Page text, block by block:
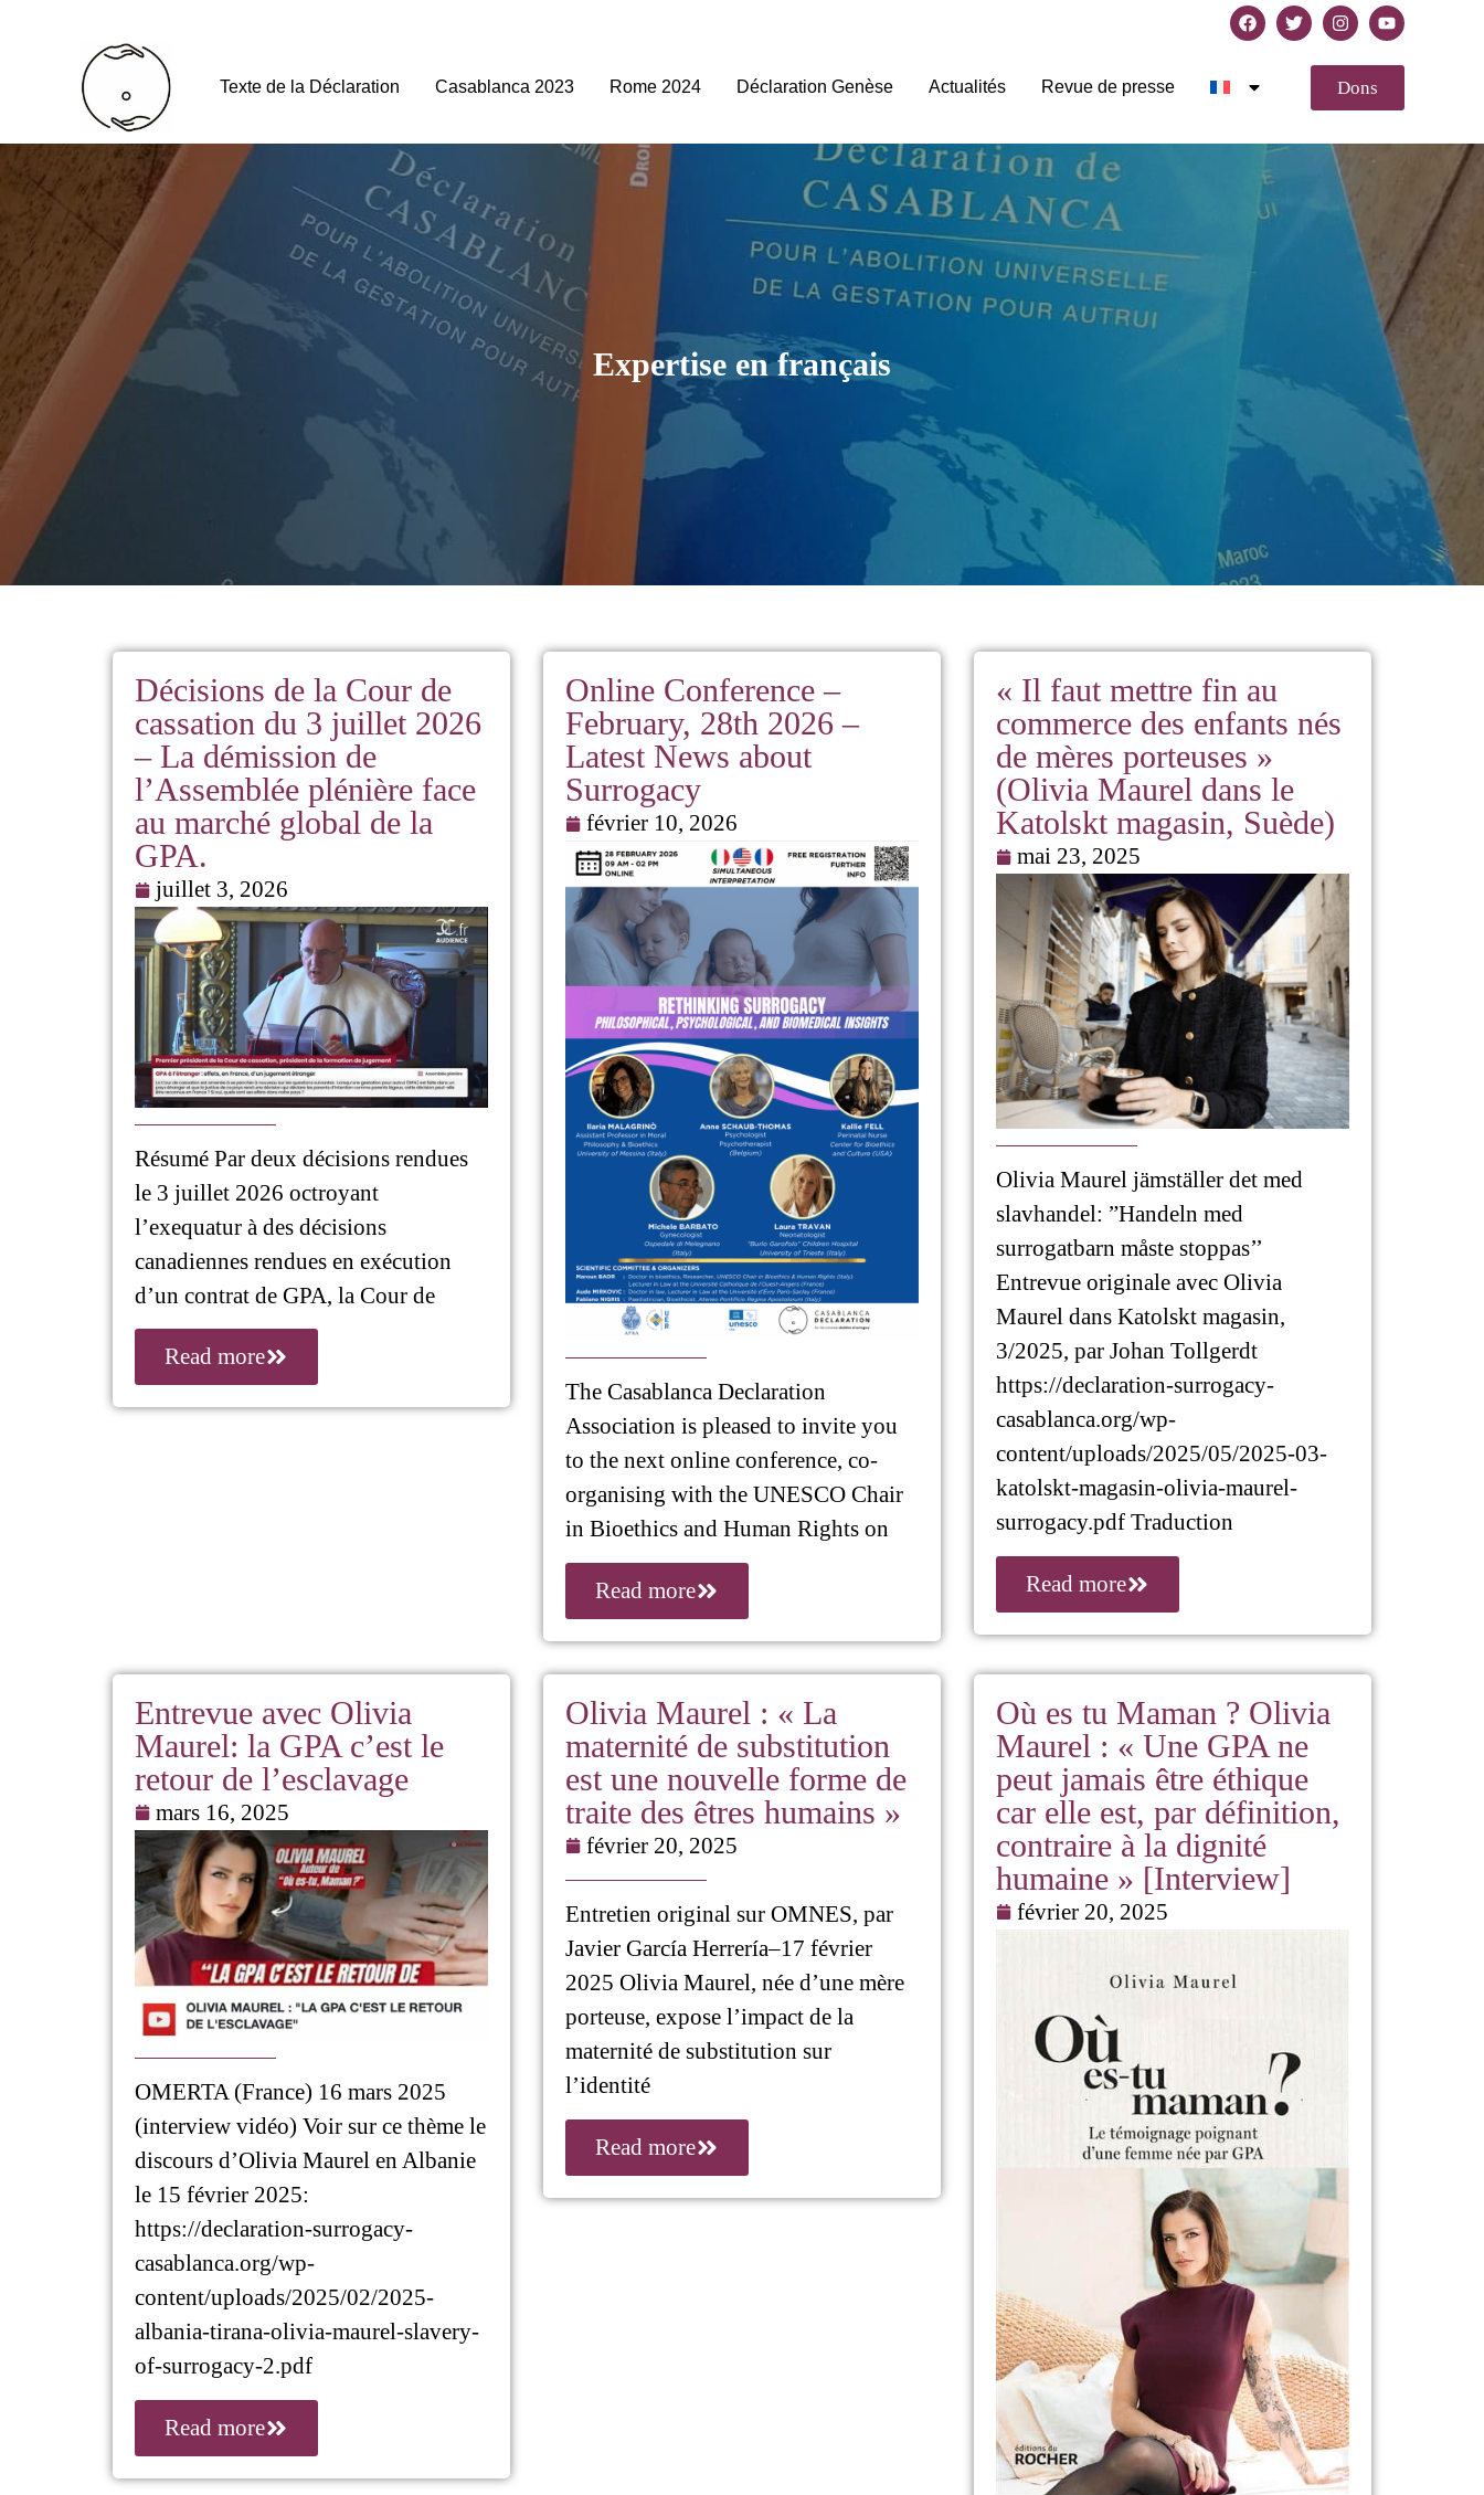
Texte de la Déclaration Casablanca 2023 Rome 2024 Déclaration Genèse Actualités Revue de presse Dons
Expertise en français
Décisions de la Cour de
cassation du 3 juillet 2026
– La démission de
l’Assemblée plénière face
au marché global de la
GPA.
juillet 3, 2026
Résumé Par deux décisions rendues
le 3 juillet 2026 octroyant
l’exequatur à des décisions
canadiennes rendues en exécution
d’un contrat de GPA, la Cour de
Read more
Online Conference –
February, 28th 2026 –
Latest News about
Surrogacy
février 10, 2026
The Casablanca Declaration
Association is pleased to invite you
to the next online conference, co-
organising with the UNESCO Chair
in Bioethics and Human Rights on
Read more
« Il faut mettre fin au
commerce des enfants nés
de mères porteuses »
(Olivia Maurel dans le
Katolskt magasin, Suède)
mai 23, 2025
Olivia Maurel jämställer det med
slavhandel: ”Handeln med
surrogatbarn måste stoppas’’
Entrevue originale avec Olivia
Maurel dans Katolskt magasin,
3/2025, par Johan Tollgerdt
https://declaration-surrogacy-
casablanca.org/wp-
content/uploads/2025/05/2025-03-
katolskt-magasin-olivia-maurel-
surrogacy.pdf Traduction
Read more
Entrevue avec Olivia
Maurel: la GPA c’est le
retour de l’esclavage
mars 16, 2025
OMERTA (France) 16 mars 2025
(interview vidéo) Voir sur ce thème le
discours d’Olivia Maurel en Albanie
le 15 février 2025:
https://declaration-surrogacy-
casablanca.org/wp-
content/uploads/2025/02/2025-
albania-tirana-olivia-maurel-slavery-
of-surrogacy-2.pdf
Read more
Olivia Maurel : « La
maternité de substitution
est une nouvelle forme de
traite des êtres humains »
février 20, 2025
Entretien original sur OMNES, par
Javier García Herrería–17 février
2025 Olivia Maurel, née d’une mère
porteuse, expose l’impact de la
maternité de substitution sur
l’identité
Read more
Où es tu Maman ? Olivia
Maurel : « Une GPA ne
peut jamais être éthique
car elle est, par définition,
contraire à la dignité
humaine » [Interview]
février 20, 2025